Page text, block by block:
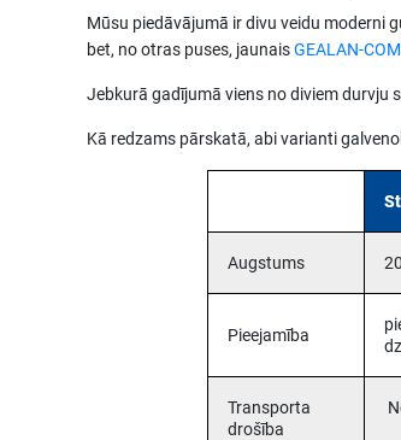
Mūsu piedāvājumā ir divu veidu moderni
bet, no otras puses, jaunaisGEALAN-
Jebkurā gadījumā viens no diviem durvju
Kā redzams pārskatā, abi varianti
Augstums
Pieejamība
Transporta
drošība